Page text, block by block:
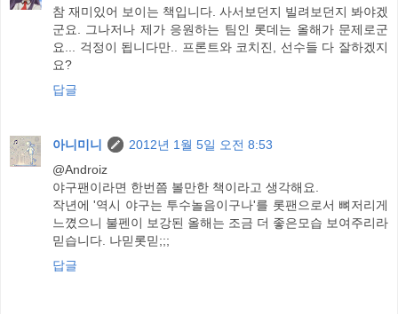
참 재미있어 보이는 책입니다. 사서보던지 빌려보던지 봐야겠
군요. 그나저나 제가 응원하는 팀인 롯데는 올해가 문제로군
요... 걱정이 됩니다만.. 프론트와 코치진, 선수들 다 잘하겠지
요?
답글
아니미니
2012년 1월 5일 오전 8:53
@Androiz
야구팬이라면 한번쯤 볼만한 책이라고 생각해요.
작년에 '역시 야구는 투수놀음이구나'를 롯팬으로서 뼈저리게
느꼈으니 불펜이 보강된 올해는 조금 더 좋은모습 보여주리라
믿습니다. 나믿롯믿;;;
답글